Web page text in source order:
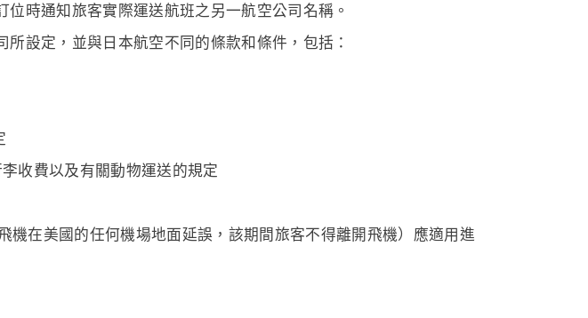
時通知旅客實際運送航班之另一航空公司名稱。
設定，並與日本航空不同的條款和條件，包括：
收費以及有關動物運送的規定
在美國的任何機場地面延誤，該期間旅客不得離開飛機）應適用進